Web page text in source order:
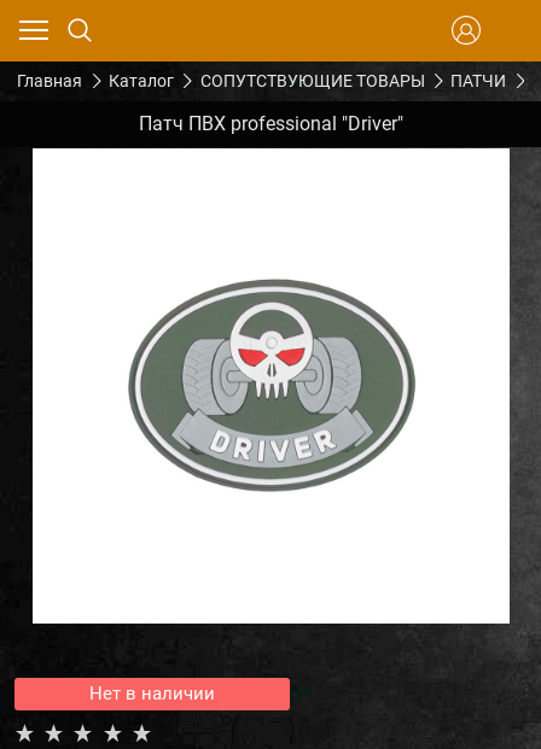
Главная Каталог СОПУТСТВУЮЩИЕ ТОВАРЫ ПАТЧИ
Патч ПВХ professional "Driver"
Нет в наличии